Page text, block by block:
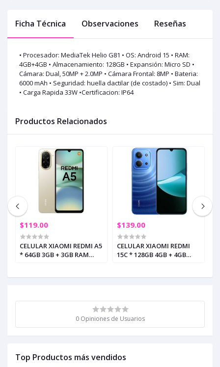
0 Opiniones de Usuarios
Top Productos más vendidos
Ficha Técnica Observaciones Reseñas
• Procesador: MediaTek Helio G81 • OS: Android 15 • RAM:
4GB+4GB • Almacenamiento: 128GB • Expansión: Micro SD •
Cámara: Dual, 50MP + 2.0MP • Cámara Frontal: 8MP • Bateria:
6000 mAh • Seguridad: huella dactilar (de costado) • Sim: Dual
• Carga Rapida 33W •Certificacion: IP64
Productos Relacionados
$119.00
CELULAR XIAOMI REDMI A5
* 64GB 3GB + 3GB RAM
$139.00
CELULAR XIAOMI REDMI
15C * 128GB 4GB + 4GB